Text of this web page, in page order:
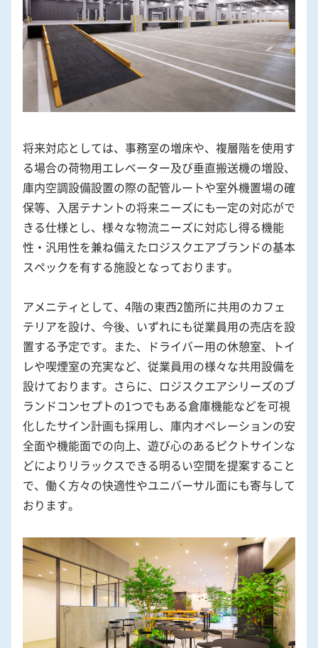
将来対応としては、事務室の増床や、複層階を使用す
る場合の荷物用エレベーター及び垂直搬送機の増設、
庫内空調設備設置の際の配管ルートや室外機置場の確
保等、入居テナントの将来ニーズにも一定の対応がで
きる仕様とし、様々な物流ニーズに対応し得る機能
性・汎用性を兼ね備えたロジスクエアブランドの基本
スペックを有する施設となっております。
アメニティとして、4階の東西2箇所に共用のカフェ
テリアを設け、今後、いずれにも従業員用の売店を設
置する予定です。また、ドライバー用の休憩室、トイ
レや喫煙室の充実など、従業員用の様々な共用設備を
設けております。さらに、ロジスクエアシリーズのブ
ランドコンセプトの1つでもある倉庫機能などを可視
化したサイン計画も採用し、庫内オペレーションの安
全面や機能面での向上、遊び心のあるピクトサインな
どによりリラックスできる明るい空間を提案すること
で、働く方々の快適性やユニバーサル面にも寄与して
おります。